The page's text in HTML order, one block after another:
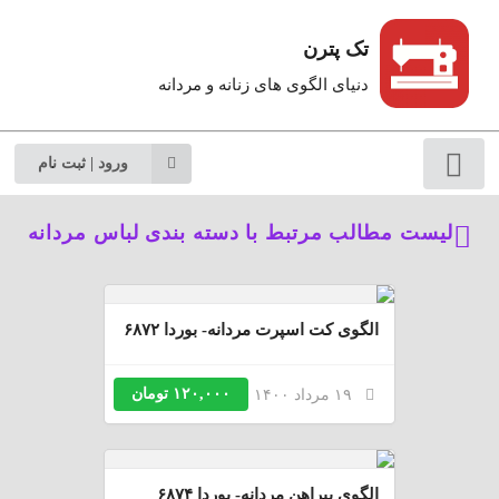
تک پترن
دنیای الگوی های زنانه و مردانه
ورود | ثبت نام
لیست مطالب مرتبط با دسته بندی لباس مردانه
الگوی کت اسپرت مردانه- بوردا ۶۸۷۲
۱۲۰,۰۰۰ تومان
الگوی پیراهن مردانه- بوردا ۶۸۷۴